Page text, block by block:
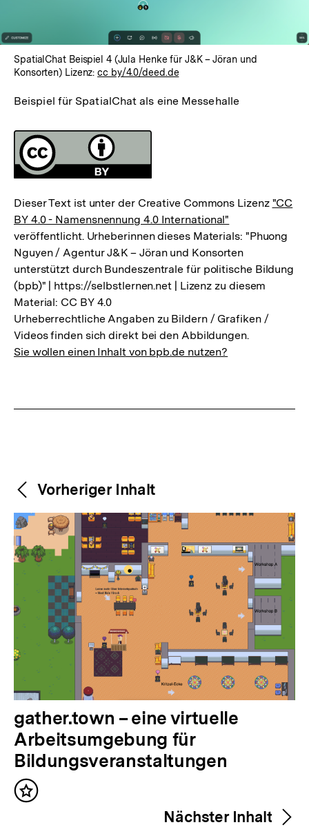
SpatialChat Beispiel 4 (Jula Henke für J&K – Jöran und
Konsorten) Lizenz:cc by/4.0/deed.de
Beispiel für SpatialChat als eine Messehalle
Fussnoten
Lizenz
Dieser Text ist unter der Creative Commons Lizenz "CC
BY 4.0 - Namensnennung 4.0 International"
veröffentlicht. Urheberinnen dieses Materials: "Phuong
Nguyen / Agentur J&K – Jöran und Konsorten
unterstützt durch Bundeszentrale für politische Bildung
(bpb)" | https://selbstlernen.net | Lizenz zu diesem
Material: CC BY 4.0
Urheberrechtliche Angaben zu Bildern / Grafiken /
Videos finden sich direkt bei den Abbildungen.
Sie wollen einen Inhalt von bpb.de nutzen?
Weitere
Inhalte
Content-
Navigation
Vorheriger Inhalt
V
o
r
h
e
gather.town – eine virtuelle
Arbeitsumgebung für
Bildungsveranstaltungen
Inhalt
Nächster Inhalt